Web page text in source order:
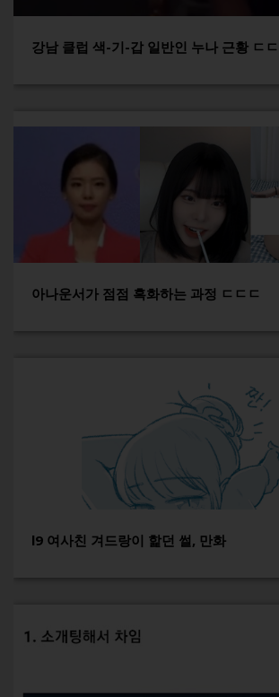
강남 클럽 색-기-갑 일반인 누나 근황 ㄷ
아나운서가 점점 흑화하는 과정 ㄷㄷㄷ
l9 여사친 겨드랑이 핥던 썰, 만화